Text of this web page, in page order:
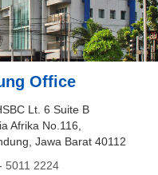
Office
Lt. 6 Suite B
Afrika No.116,
Jawa Barat 40112
5011 2224